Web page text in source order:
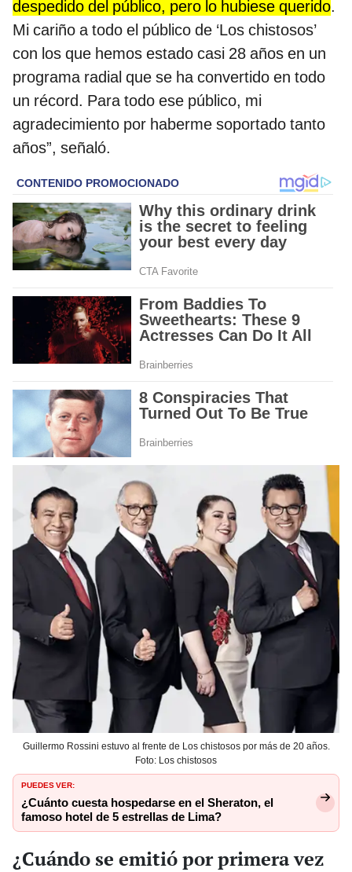
despedido del público, pero lo hubiese querido.
Mi cariño a todo el público de ‘Los chistosos’
con los que hemos estado casi 28 años en un
programa radial que se ha convertido en todo
un récord. Para todo ese público, mi
agradecimiento por haberme soportado tanto
años”, señaló.
Guillermo Rossini estuvo al frente de Los chistosos por más de 20 años.
Foto: Los chistosos
PUEDES VER:
¿Cuánto cuesta hospedarse en el Sheraton, el
famoso hotel de 5 estrellas de Lima?
¿Cuándo se emitió por primera vez